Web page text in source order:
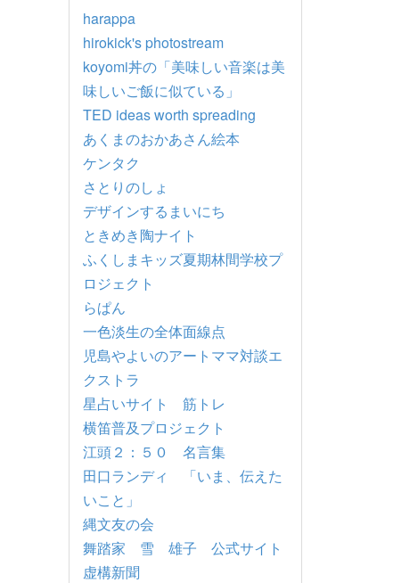
harappa
hirokick's photostream
koyomi丼の「美味しい音楽は美
味しいご飯に似ている」
TED ideas worth spreading
あくまのおかあさん絵本
ケンタク
さとりのしょ
デザインするまいにち
ときめき陶ナイト
ふくしまキッズ夏期林間学校プ
ロジェクト
らぱん
一色淡生の全体面線点
児島やよいのアートママ対談エ
クストラ
星占いサイト 筋トレ
横笛普及プロジェクト
江頭２：５０ 名言集
田口ランディ 「いま、伝えた
いこと」
縄文友の会
舞踏家 雪 雄子 公式サイト
虚構新聞